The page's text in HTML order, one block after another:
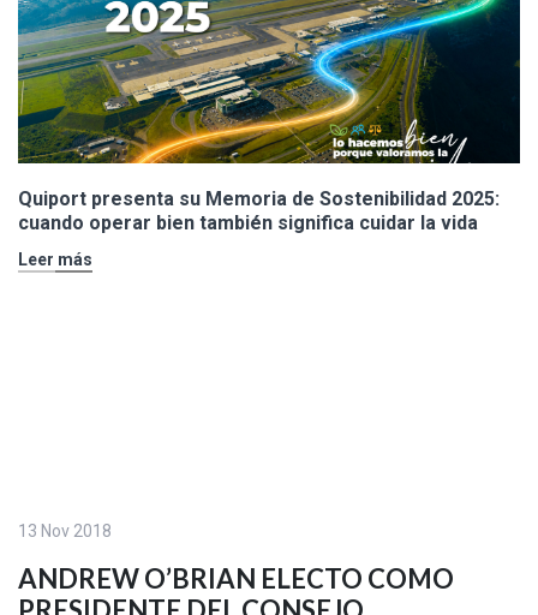
Quiport presenta su Memoria de Sostenibilidad 2025:
cuando operar bien también significa cuidar la vida
Leer más
13 Nov 2018
ANDREW O’BRIAN ELECTO COMO